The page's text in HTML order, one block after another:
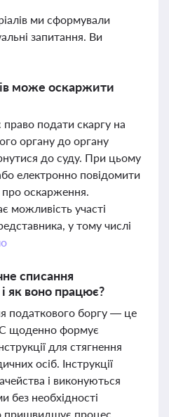
ми сформували
запитання. Ви
може оскаржити
подати скаргу на
органу до органу
до суду. При цьому
електронно повідомити
оскарження.
можливість участі
у тому числі
списання
як воно працює?
податкового боргу — це
щоденно формує
для стягнення
осіб. Інструкції
і виконуються
без необхідності
пришвидшує процес